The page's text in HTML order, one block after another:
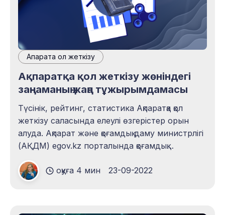
Ақпаратқа қол жеткізу
Ақпаратқа қол жеткізу жөніндегі
заңнаманың жаңа тұжырымдамасы
Түсінік, рейтинг, статистика Ақпаратқа қол
жеткізу саласында елеулі өзгерістер орын
алуда. Ақпарат және қоғамдық даму министрлігі
(АҚДМ) egov.kz порталында қоғамдық
тұжырымдамасын жариялады. Көптеген
тармақтарда ұсынылмағаны үшін
оқуға 4 мин 23-09-2022